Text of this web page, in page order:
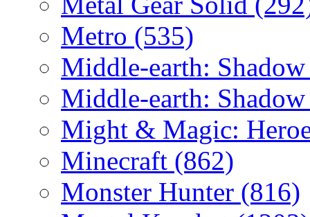
Metro (535)
Middle-earth:
Middle-earth:
Might & Magic:
Minecraft (862)
Monster Hunter (816)